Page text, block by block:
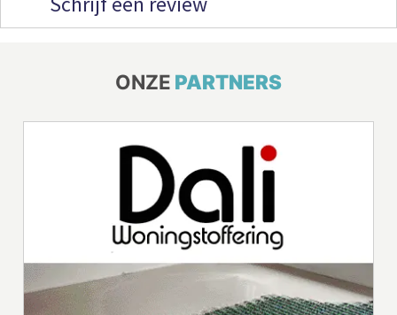
ONZE PARTNERS